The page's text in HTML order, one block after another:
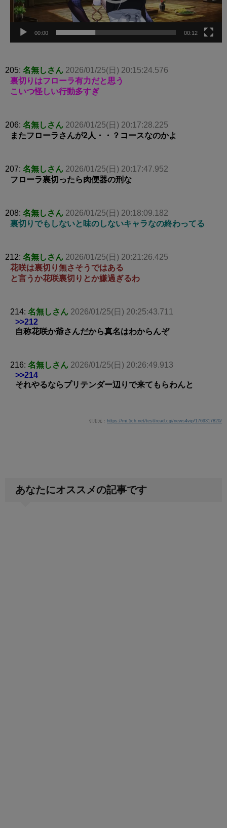
00:00 00:12
205: 名無しさん 2026/01/25(日) 20:15:24.576
裏切りはフローラ有力だと思う
こいつ怪しい行動多すぎ
206: 名無しさん 2026/01/25(日) 20:17:28.225
またフローラさんが2人・・？コースなのかよ
207: 名無しさん 2026/01/25(日) 20:17:47.952
フローラ裏切ったら肉便器の刑な
208: 名無しさん 2026/01/25(日) 20:18:09.182
裏切りでもしないと味のしないキャラなの終わってる
212: 名無しさん 2026/01/25(日) 20:21:26.425
花咲は裏切り無さそうではある
と言うか花咲裏切りとか嫌過ぎるわ
214: 名無しさん 2026/01/25(日) 20:25:43.711
>>212
自称花咲か爺さんだから真名はわからんぞ
216: 名無しさん 2026/01/25(日) 20:26:49.913
>>214
それやるならプリテンダー辺りで来てもらわんと
引用元： https://mi.5ch.net/test/read.cgi/news4vip/1769317820/
あなたにオススメの記事です